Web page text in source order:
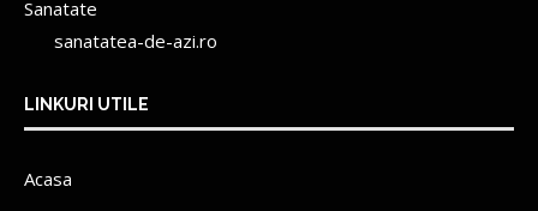
Sanatate
sanatatea-de-azi.ro
LINKURI UTILE
Acasa